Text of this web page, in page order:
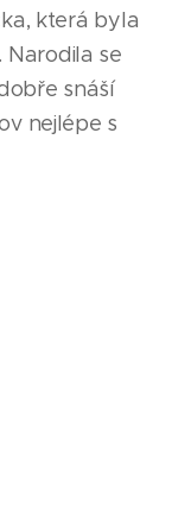
která byla
se
snáší
nejlépe s